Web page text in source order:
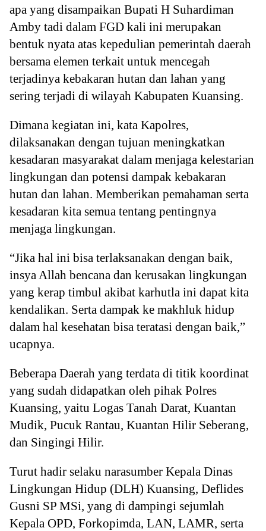
apa yang disampaikan Bupati H Suhardiman
Amby tadi dalam FGD kali ini merupakan
bentuk nyata atas kepedulian pemerintah daerah
bersama elemen terkait untuk mencegah
terjadinya kebakaran hutan dan lahan yang
sering terjadi di wilayah Kabupaten Kuansing.
Dimana kegiatan ini, kata Kapolres,
dilaksanakan dengan tujuan meningkatkan
kesadaran masyarakat dalam menjaga kelestarian
lingkungan dan potensi dampak kebakaran
hutan dan lahan. Memberikan pemahaman serta
kesadaran kita semua tentang pentingnya
menjaga lingkungan.
“Jika hal ini bisa terlaksanakan dengan baik,
insya Allah bencana dan kerusakan lingkungan
yang kerap timbul akibat karhutla ini dapat kita
kendalikan. Serta dampak ke makhluk hidup
dalam hal kesehatan bisa teratasi dengan baik,”
ucapnya.
Beberapa Daerah yang terdata di titik koordinat
yang sudah didapatkan oleh pihak Polres
Kuansing, yaitu Logas Tanah Darat, Kuantan
Mudik, Pucuk Rantau, Kuantan Hilir Seberang,
dan Singingi Hilir.
Turut hadir selaku narasumber Kepala Dinas
Lingkungan Hidup (DLH) Kuansing, Deflides
Gusni SP MSi, yang di dampingi sejumlah
Kepala OPD, Forkopimda, LAN, LAMR, serta